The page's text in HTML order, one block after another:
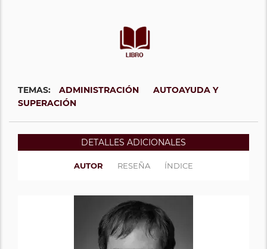
TEMAS: ADMINISTRACIÓN
AUTOAYUDA Y
SUPERACIÓN
DETALLES ADICIONALES
AUTOR RESEÑA ÍNDICE